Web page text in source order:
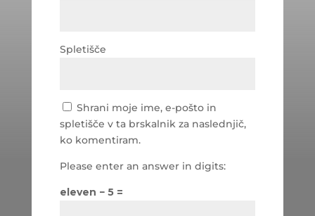
Spletišče
Shrani moje ime, e-pošto in
spletišče v ta brskalnik za naslednjič,
ko komentiram.
Please enter an answer in digits:
eleven − 5 =